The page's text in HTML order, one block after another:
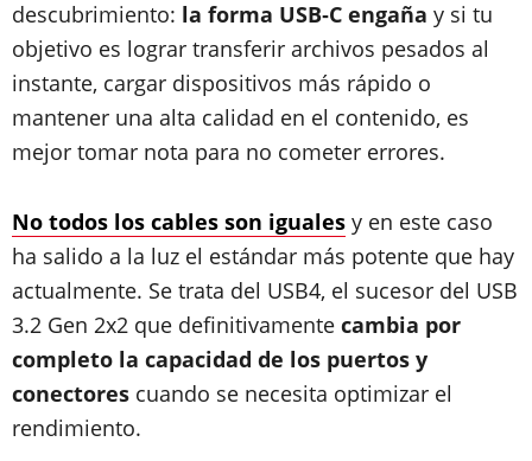
descubrimiento: la forma USB‑C engaña y si tu
objetivo es lograr transferir archivos pesados al
instante, cargar dispositivos más rápido o
mantener una alta calidad en el contenido, es
mejor tomar nota para no cometer errores.
No todos los cables son iguales y en este caso
ha salido a la luz el estándar más potente que hay
actualmente. Se trata del USB4, el sucesor del USB
3.2 Gen 2x2 que definitivamente cambia por
completo la capacidad de los puertos y
conectores cuando se necesita optimizar el
rendimiento.